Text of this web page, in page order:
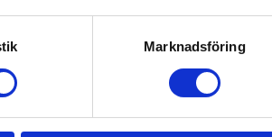
Marknadsföring